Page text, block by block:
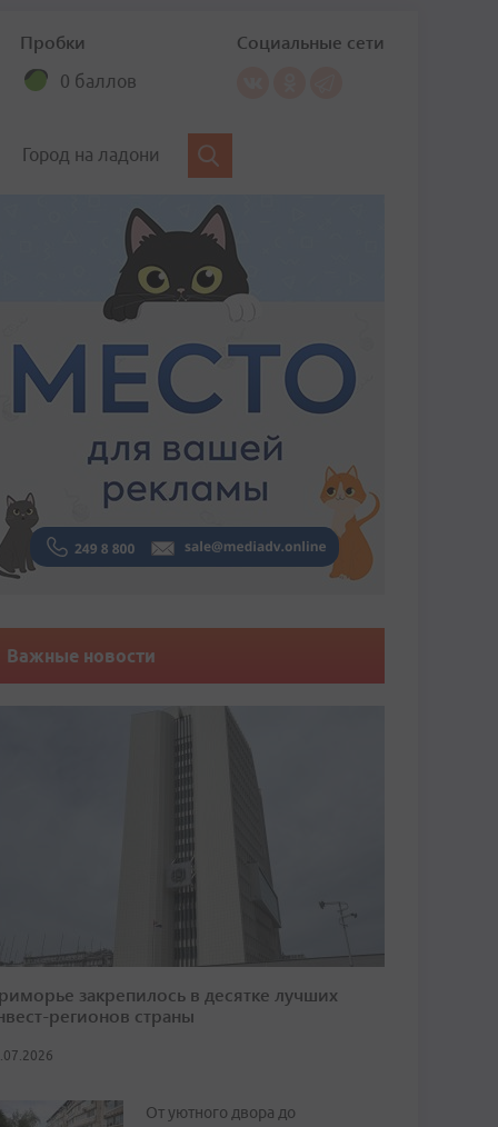
Пробки
0 баллов
Социальные сети
Город на ладони
Важные новости
закрепилось в десятке лучших
регионов страны
От уютного двора до